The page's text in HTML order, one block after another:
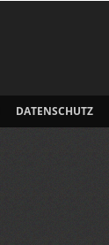
DATENSCHUTZ